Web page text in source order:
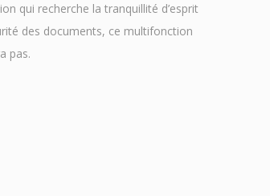
qui recherche la tranquillité d’esprit
des documents, ce multifonction
pas.